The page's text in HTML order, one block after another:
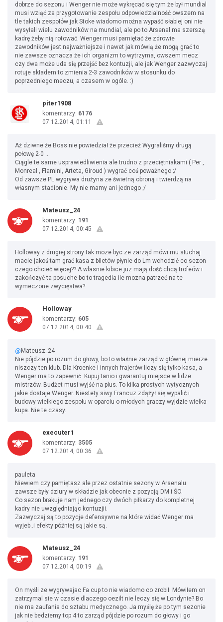
dobrze do sezonu i Wenger nie może wykręcać się tym że był mundial
musi wziąć za przygotowanie zespołu odpowiedzialność owszem na
tle takich zespołów jak Stoke wiadomo można wypaść słabiej oni nie
wysyłali wielu zawodników na mundial, ale po to Arsenal ma szerszą
kadrę żeby nią rotować. Wenger musi pamiętać że zdrowie
zawodników jest najważniejsze i nawet jak mówią że mogą grać to
nie zawsze oznacza że ich organizm to wytrzyma, owszem mecz
czy dwa może uda się przejść bez kontuzji, ale jak Wenger zazwyczaj
rotuje składem to zmienia 2-3 zawodników w stosunku do
poprzedniego meczu, a czasem w ogóle. :)
piter1908
komentarzy: 6176
07.12.2014, 01:11
Aż dziwne że Boss nie powiedział że przecież Wygraliśmy drugą
połowę 2-0 ...
Ciągle te same usprawiedliwienia ale trudno z przeciętniakami ( Per ,
Monreal , Flamini, Arteta, Giroud ) wygrać coś poważnego ;/
Od zawsze PL wygrywa drużyna ze świetną obroną i twierdzą na
własnym stadionie. My nie mamy ani jednego ;/
Mateusz_24
komentarzy: 191
07.12.2014, 00:45
Holloway z drugiej strony tak moze byc ze zarząd mówi mu słuchaj
macie jakoś tam grać kasa z biletów płynie do Lm wchodzić co sezon
czego chcieć więcej?? A wlasnie kibice juz mają dość chcą trofeów i
zakończyć ta posuche bo to tragedia ile mozna patrzeć na te
wymeczone zwycięstwa?
Holloway
komentarzy: 605
07.12.2014, 00:40
@ Mateusz_24
Nie pójdzie po rozum do głowy, bo to właśnie zarząd w głównej mierze
niszczy ten klub. Dla Kroenke i innych frajerów liczy się tylko kasa, a
Wenger ma to zapewnić. Kupuj tanio i gwarantuj miejsce w lidze
mistrzów. Budżet musi wyjść na plus. To kilka prostych wytycznych
jakie dostaje Wenger. Niestety siwy Francuz zdążył się wypalić i
budowy wielkiego zespołu w oparciu o młodych graczy wyjdzie wielka
kupa. Nie te czasy.
executer1
komentarzy: 3505
07.12.2014, 00:36
pauleta
Niewiem czy pamiętasz ale przez ostatnie sezony w Arsenalu
zawsze były dziury w składzie jak obecnie z pozycją DM i ŚO.
Co sezon brakuje nam jednego czy dwóch piłkarzy do kompletnej
kadry nie uwzględniając kontuzjii.
Zazwyczaj są to pozycje defensywne na które widać Wenger ma
wyjeb..i efekty później są jakie są.
Mateusz_24
komentarzy: 191
07.12.2014, 00:19
On myśli ze wygrywajac Fa cup to nie wiadomo co zrobił. Mówiłem on
zatrzymal sie w czasie dlaczego oezilt nie leczy się w Londynie? Bo
nie ma zaufania do sztabu medycznego. Ja myślę że po tym sezonie
jak nie bedziemy top 4 to zarząd pójdzie po rozum do głowy i go